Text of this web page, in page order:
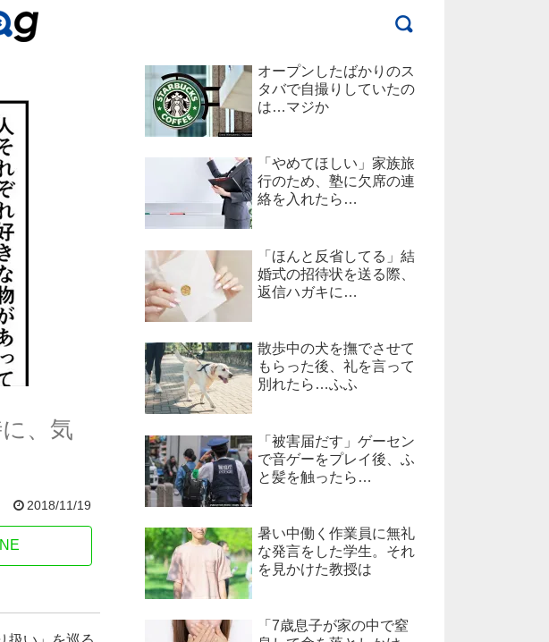
、気
2018/11/19
オープンしたばかりのス
タバで自撮りしていたの
は…マジか
「やめてほしい」家族旅
行のため、塾に欠席の連
絡を入れたら…
「ほんと反省してる」結
婚式の招待状を送る際、
返信ハガキに…
散歩中の犬を撫でさせて
もらった後、礼を言って
別れたら…ふふ
「被害届だす」ゲーセン
で音ゲーをプレイ後、ふ
と髪を触ったら…
暑い中働く作業員に無礼
な発言をした学生。それ
を見かけた教授は
「7歳息子が家の中で窒